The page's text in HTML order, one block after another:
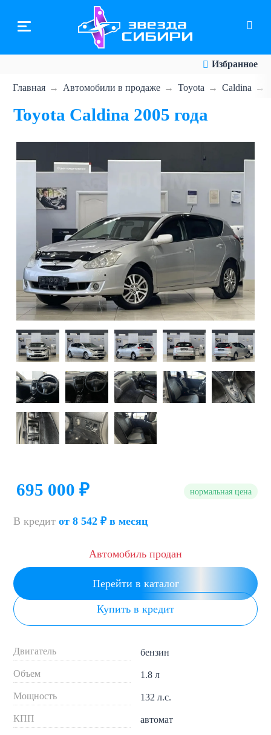
основному
Избранное
Главная Автомобили в продаже Toyota Caldina
Toyota Caldina 2005 года
695 000 ₽ нормальная цена
В кредит от 8 542 ₽ в месяц
Автомобиль продан
Перейти в каталог
Купить в кредит
Двигатель бензин
Объем 1.8 л
Мощность 132 л.с.
КПП автомат